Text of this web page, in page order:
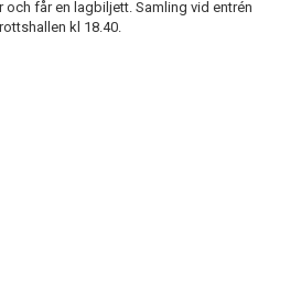
och får en lagbiljett. Samling vid entrén
kl 18.40.